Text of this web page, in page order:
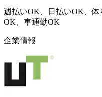
週払いOK、日払いOK、
OK、車通勤OK
企業情報